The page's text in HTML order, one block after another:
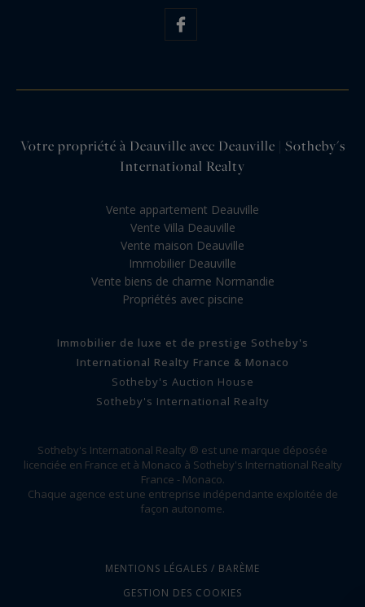
Votre propriété à Deauville avec Deauville | Sotheby's
International Realty
Vente appartement Deauville
Vente Villa Deauville
Vente maison Deauville
Immobilier Deauville
Vente biens de charme Normandie
Propriétés avec piscine
Immobilier de luxe et de prestige Sotheby's
International Realty France & Monaco
Sotheby's Auction House
Sotheby's International Realty
Sotheby's International Realty ® est une marque déposée
licenciée en France et à Monaco à Sotheby's International Realty
France - Monaco.
Chaque agence est une entreprise indépendante exploitée de
façon autonome.
MENTIONS LÉGALES / BARÈME
GESTION DES COOKIES